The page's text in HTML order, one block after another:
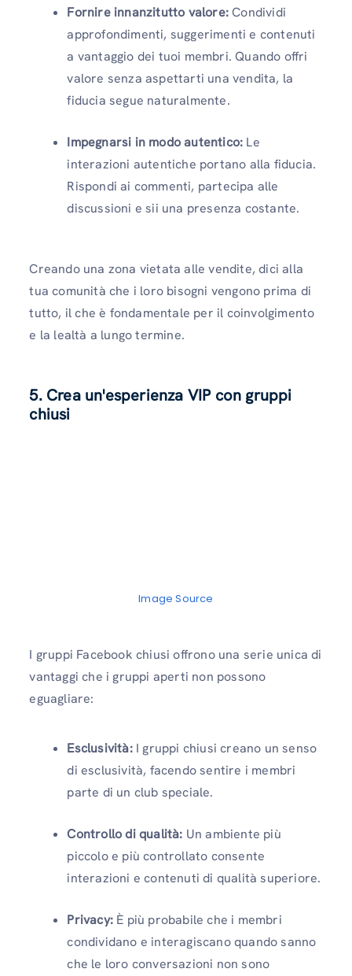
Fornire innanzitutto valore:Condividi
approfondimenti, suggerimenti e contenuti
a vantaggio dei tuoi membri. Quando offri
valore senza aspettarti una vendita, la
fiducia segue naturalmente.
Impegnarsi in modo autentico: Le
interazioni autentiche portano alla fiducia.
Rispondi ai commenti, partecipa alle
discussioni e sii una presenza costante.
Creando una zona vietata alle vendite, dici alla
tua comunità che i loro bisogni vengono prima di
tutto, il che è fondamentale per il coinvolgimento
e la lealtà a lungo termine.
5. Crea un'esperienza VIP con gruppi
chiusi
Image Source
I gruppi Facebook chiusi offrono una serie unica di
vantaggi che i gruppi aperti non possono
eguagliare:
Esclusività:I gruppi chiusi creano un senso
di esclusività, facendo sentire i membri
parte di un club speciale.
Controllo di qualità: Un ambiente più
piccolo e più controllato consente
interazioni e contenuti di qualità superiore.
Privacy: È più probabile che i membri
condividano e interagiscano quando sanno
che le loro conversazioni non sono